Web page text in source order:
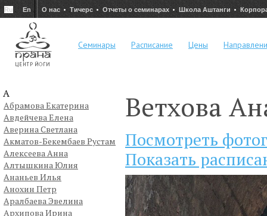
Ru En О нас Тичерс Отчеты о семинарах Школа Аштанги
Семинары Расписание Цены
А
Абрамова Екатерина
Авдейчева Елена
Аверина Светлана
Акматов-Бекембаев Рустам
Алексеева Анна
Алтышкина Юлия
Ананьев Илья
Анохин Петр
Аралбаева Эвелина
Архипова Ирина
Ветхова
Посмотреть
Показать